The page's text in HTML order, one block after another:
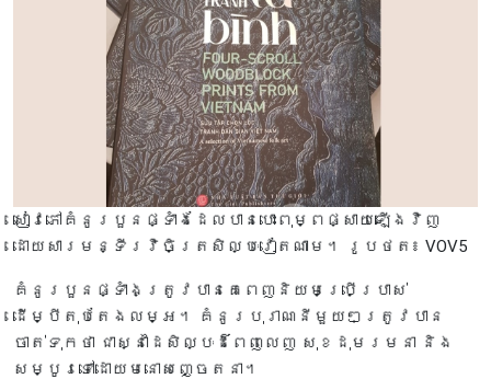
សៀវភៅគំនូរបួនផ្ទាំងដែលបានបោះពុម្ពផ្សាយឡើងវិញ
ដោយសារមន្ទីរវិចិត្រសិល្បៈវៀតណាម។ រូបថត៖ VOV5
គំនូរបួនផ្ទាំងត្រូវបានគេពេញនិយមប្រើប្រាស់
ដើម្បីតុបតែងលម្អ។ គំនូរបុរាណនីមួយៗត្រូវបាន
ចាត់ទុកថា ជាស្នាដៃសិល្បៈដ៏ពេញលេញ សុខដុមរមនា និង
សម្បូរទៅដោយមនោសញ្ចេតនា។